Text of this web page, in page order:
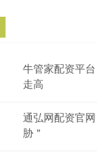
牛管家配资平
走高
通弘网配资官
胁＂